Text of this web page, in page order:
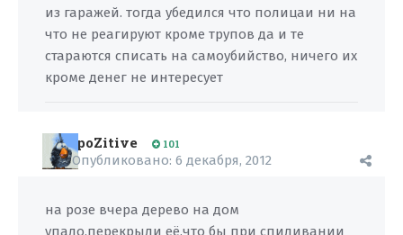
из гаражей. тогда убедился что полицаи ни на
что не реагируют кроме трупов да и те
стараются списать на самоубийство, ничего их
кроме денег не интересует
poZitive 101
Опубликовано: 6 декабря, 2012
на розе вчера дерево на дом
упало,перекрыли её,что бы при спиливании